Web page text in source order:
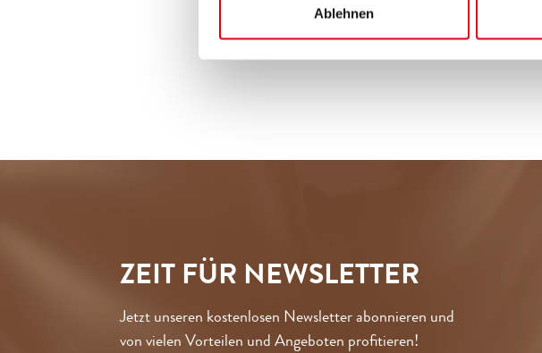
Ablehnen
ZEIT FÜR NEWSLETTER
Jetzt unseren kostenlosen Newsletter abonnieren und
von vielen Vorteilen und Angeboten profitieren!